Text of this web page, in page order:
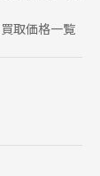
買取価格一覧